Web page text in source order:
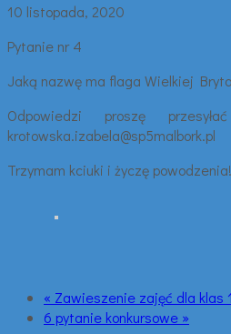
10 listopada, 2020
Pytanie nr 4
Jaką nazwę ma flaga Wielkiej
Odpowiedzi proszę
krotowska.izabela@sp5malbork.pl
Trzymam kciuki i życzę powodzenia!
« Zawieszenie zajęć dla klas
6 pytanie konkursowe »